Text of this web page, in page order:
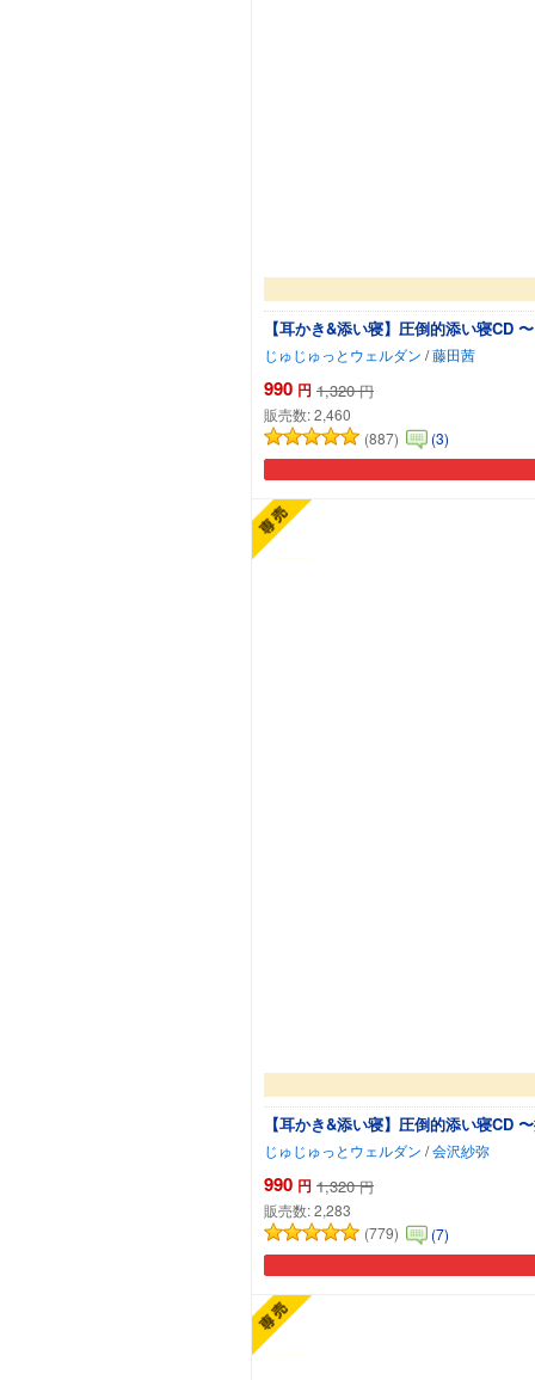
【耳かき&添い寝】圧倒的添い寝CD
じゅじゅっとウェルダン /藤田茜
990 円 1,320 円
販売数:2,460
(887)
(3)
【耳かき&添い寝】圧倒的添い寝CD
じゅじゅっとウェルダン /会沢紗弥
990 円 1,320 円
販売数:2,283
(779)
(7)